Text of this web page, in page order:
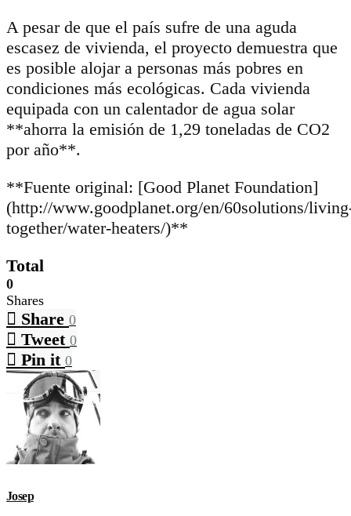
A pesar de que el país sufre de una aguda
escasez de vivienda, el proyecto demuestra que
es posible alojar a personas más pobres en
condiciones más ecológicas. Cada vivienda
equipada con un calentador de agua solar
**ahorra la emisión de 1,29 toneladas de CO2
por año**.
**Fuente original: [Good Planet Foundation]
(http://www.goodplanet.org/en/60solutions/
together/water-heaters/)**
Total
0
Shares
Share 0
Tweet 0
Pin it 0
Josep